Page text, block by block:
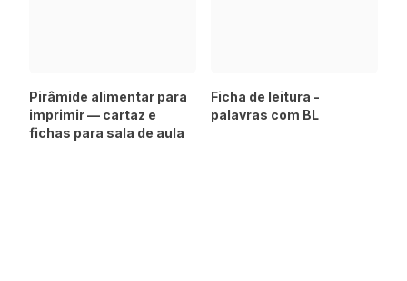
Pirâmide alimentar para
imprimir — cartaz e
fichas para sala de aula
Ficha de leitura -
palavras com BL